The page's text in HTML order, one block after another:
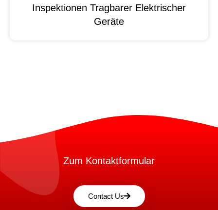
Inspektionen Tragbarer Elektrischer
Geräte
Zum Kontaktformular
Contact Us